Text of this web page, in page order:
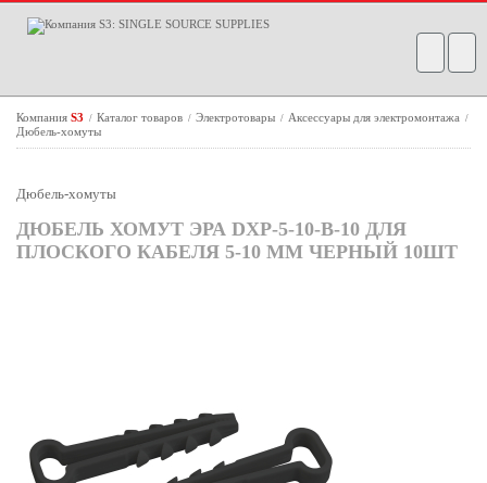
Компания S3 / Каталог товаров / Электротовары / Аксессуары для электромонтажа /
Дюбель-хомуты
Дюбель-хомуты
ДЮБЕЛЬ ХОМУТ ЭРА DXP-5-10-B-10 ДЛЯ
ПЛОСКОГО КАБЕЛЯ 5-10 ММ ЧЕРНЫЙ 10ШТ